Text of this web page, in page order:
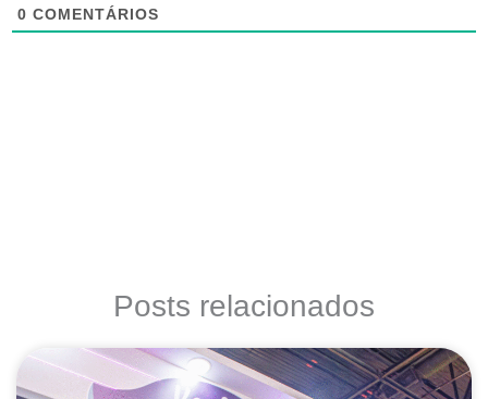
0 COMENTÁRIOS
Posts relacionados